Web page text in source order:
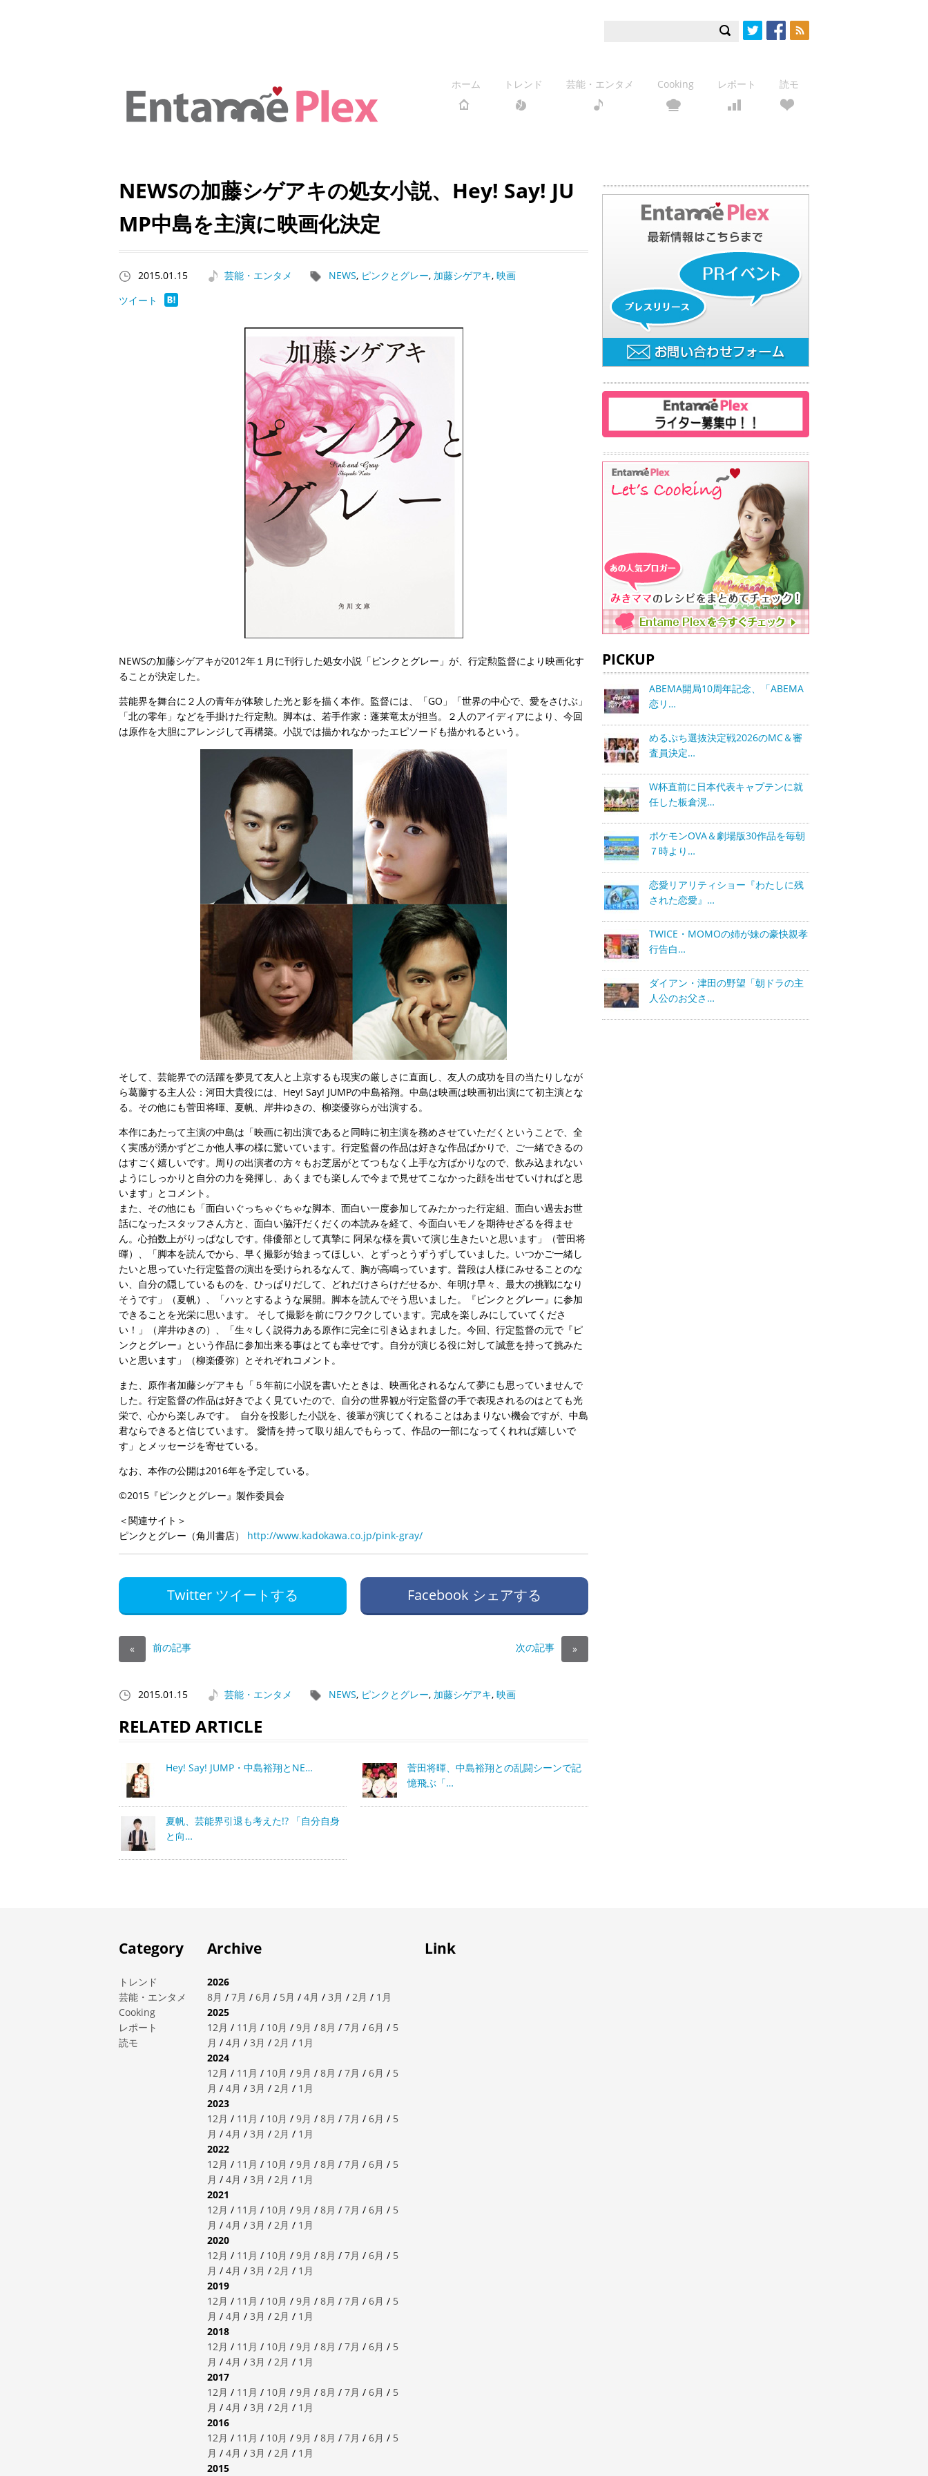
ホーム トレンド 芸能・エンタメ Cooking レポート 読モ
NEWSの加藤シゲアキの処女小説、Hey! Say! JU
MP中島を主演に映画化決定
2015.01.15 芸能・エンタメ NEWS, ピンクとグレー, 加藤シゲアキ, 映画
ツイート
NEWSの加藤シゲアキが2012年１月に刊行した処女小説「ピンクとグレー」が、行定勲監督により映画化す
ることが決定した。
芸能界を舞台に２人の青年が体験した光と影を描く本作。監督には、「GO」「世界の中心で、愛をさけぶ」
「北の零年」などを手掛けた行定勲。脚本は、若手作家：蓬莱竜太が担当。２人のアイディアにより、今回
は原作を大胆にアレンジして再構築。小説では描かれなかったエピソードも描かれるという。
そして、芸能界での活躍を夢見て友人と上京するも現実の厳しさに直面し、友人の成功を目の当たりしなが
ら葛藤する主人公：河田大貴役には、Hey! Say! JUMPの中島裕翔。中島は映画は映画初出演にて初主演とな
る。その他にも菅田将暉、夏帆、岸井ゆきの、柳楽優弥らが出演する。
本作にあたって主演の中島は「映画に初出演であると同時に初主演を務めさせていただくということで、全
く実感が湧かずどこか他人事の様に驚いています。行定監督の作品は好きな作品ばかりで、ご一緒できるの
はすごく嬉しいです。周りの出演者の方々もお芝居がとてつもなく上手な方ばかりなので、飲み込まれない
ようにしっかりと自分の力を発揮し、あくまでも楽しんで今まで見せてこなかった顔を出せていければと思
います」とコメント。
また、その他にも「面白いぐっちゃぐちゃな脚本、面白い一度参加してみたかった行定組、面白い過去お世
話になったスタッフさん方と、面白い脇汗だくだくの本読みを経て、今面白いモノを期待せざるを得ませ
ん。心拍数上がりっぱなしです。俳優部として真摯に 阿呆な様を貫いて演じ生きたいと思います」（菅田将
暉）、「脚本を読んでから、早く撮影が始まってほしい、とずっとうずうずしていました。いつかご一緒し
たいと思っていた行定監督の演出を受けられるなんて、胸が高鳴っています。普段は人様にみせることのな
い、自分の隠しているものを、ひっぱりだして、どれだけさらけだせるか、年明け早々、最大の挑戦になり
そうです」（夏帆）、「ハッとするような展開。脚本を読んでそう思いました。『ピンクとグレー』に参加
できることを光栄に思います。 そして撮影を前にワクワクしています。完成を楽しみにしていてくださ
い！」（岸井ゆきの）、「生々しく説得力ある原作に完全に引き込まれました。今回、行定監督の元で『ピ
ンクとグレー』という作品に参加出来る事はとても幸せです。自分が演じる役に対して誠意を持って挑みた
いと思います」（柳楽優弥）とそれぞれコメント。
また、原作者加藤シゲアキも「５年前に小説を書いたときは、映画化されるなんて夢にも思っていませんで
した。行定監督の作品は好きでよく見ていたので、自分の世界観が行定監督の手で表現されるのはとても光
栄で、心から楽しみです。 自分を投影した小説を、後輩が演じてくれることはあまりない機会ですが、中島
君ならできると信じています。 愛情を持って取り組んでもらって、作品の一部になってくれれば嬉しいで
す」とメッセージを寄せている。
なお、本作の公開は2016年を予定している。
©2015『ピンクとグレー』製作委員会
＜関連サイト＞
ピンクとグレー（角川書店） http://www.kadokawa.co.jp/pink-gray/
Twitter ツイートする Facebook シェアする
« 前の記事 次の記事 »
2015.01.15 芸能・エンタメ NEWS, ピンクとグレー, 加藤シゲアキ, 映画
RELATED ARTICLE
Hey! Say! JUMP・中島裕翔とNE…
菅田将暉、中島裕翔との乱闘シーンで記
憶飛ぶ「…
夏帆、芸能界引退も考えた!? 「自分自身
と向…
PICKUP
ABEMA開局10周年記念、「ABEMA
恋リ…
めるぷち選抜決定戦2026のMC＆審
査員決定…
W杯直前に日本代表キャプテンに就
任した板倉滉…
ポケモンOVA＆劇場版30作品を毎朝
７時より…
恋愛リアリティショー『わたしに残
された恋愛』…
TWICE・MOMOの姉が妹の豪快親孝
行告白…
ダイアン・津田の野望「朝ドラの主
人公のお父さ…
Category
トレンド
芸能・エンタメ
Cooking
レポート
読モ
Archive
2026
8月 / 7月 / 6月 / 5月 / 4月 / 3月 / 2月 / 1月
2025
12月 / 11月 / 10月 / 9月 / 8月 / 7月 / 6月 / 5
月 / 4月 / 3月 / 2月 / 1月
2024
12月 / 11月 / 10月 / 9月 / 8月 / 7月 / 6月 / 5
月 / 4月 / 3月 / 2月 / 1月
2023
12月 / 11月 / 10月 / 9月 / 8月 / 7月 / 6月 / 5
月 / 4月 / 3月 / 2月 / 1月
2022
12月 / 11月 / 10月 / 9月 / 8月 / 7月 / 6月 / 5
月 / 4月 / 3月 / 2月 / 1月
2021
12月 / 11月 / 10月 / 9月 / 8月 / 7月 / 6月 / 5
月 / 4月 / 3月 / 2月 / 1月
2020
12月 / 11月 / 10月 / 9月 / 8月 / 7月 / 6月 / 5
月 / 4月 / 3月 / 2月 / 1月
2019
12月 / 11月 / 10月 / 9月 / 8月 / 7月 / 6月 / 5
月 / 4月 / 3月 / 2月 / 1月
2018
12月 / 11月 / 10月 / 9月 / 8月 / 7月 / 6月 / 5
月 / 4月 / 3月 / 2月 / 1月
2017
12月 / 11月 / 10月 / 9月 / 8月 / 7月 / 6月 / 5
月 / 4月 / 3月 / 2月 / 1月
2016
12月 / 11月 / 10月 / 9月 / 8月 / 7月 / 6月 / 5
月 / 4月 / 3月 / 2月 / 1月
2015
Link